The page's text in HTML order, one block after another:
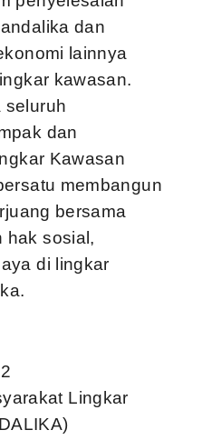
dan
lainnya
kawasan.
seluruh
dan
Kawasan
membangun
bersama
hak sosial,
di lingkar
Lingkar